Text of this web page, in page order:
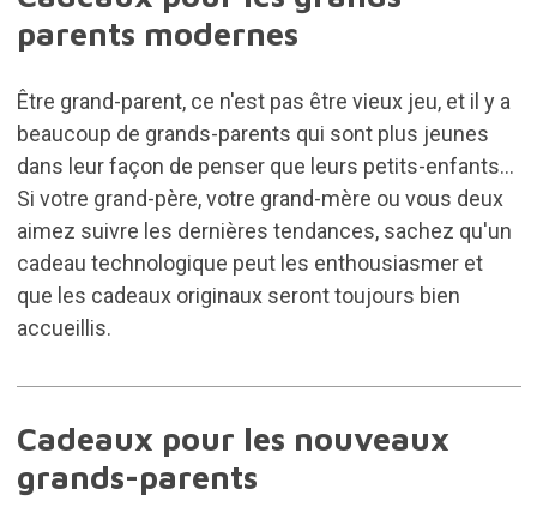
parents modernes
Être grand-parent, ce n'est pas être vieux jeu, et il y a
beaucoup de grands-parents qui sont plus jeunes
dans leur façon de penser que leurs petits-enfants...
Si votre grand-père, votre grand-mère ou vous deux
aimez suivre les dernières tendances, sachez qu'un
cadeau technologique peut les enthousiasmer et
que les cadeaux originaux seront toujours bien
accueillis.
Cadeaux pour les nouveaux
grands-parents